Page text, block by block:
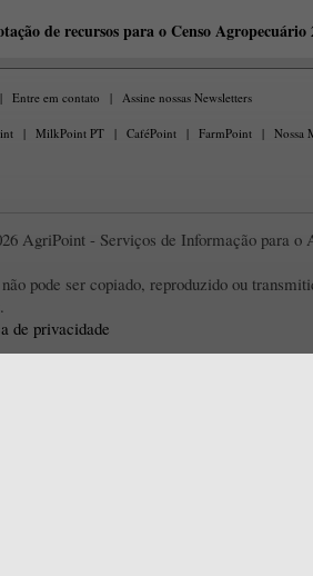
de recursos para o Censo Agropecuário
| Entre em contato | Assine nossas Newsletters
| MilkPoint PT | CaféPoint | FarmPoint | Nossa
AgriPoint - Serviços de Informação para o
pode ser copiado, reproduzido ou
de privacidade